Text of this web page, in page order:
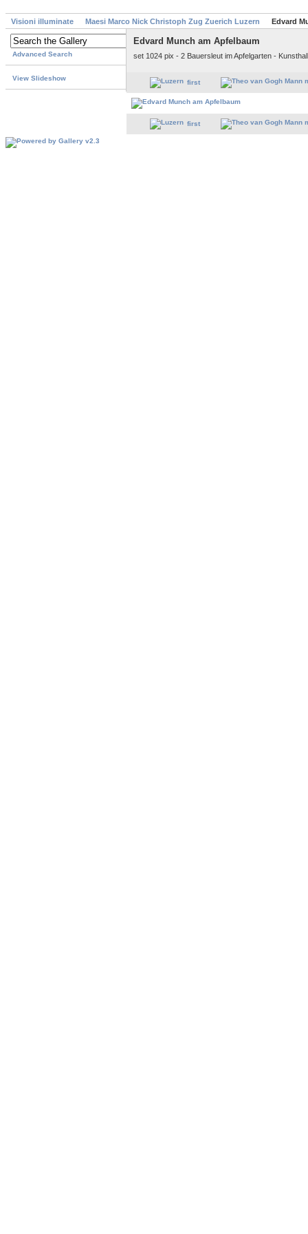
Visioni illuminate Maesi Marco Nick Christoph Zug Zuerich Luzern Edvard
Advanced Search
View Slideshow
Edvard Munch am Apfelbaum
set 1024 pix - 2 Bauersleut im Apfelgarten -
first
first